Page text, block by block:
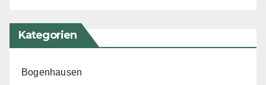
Kategorien
Bogenhausen